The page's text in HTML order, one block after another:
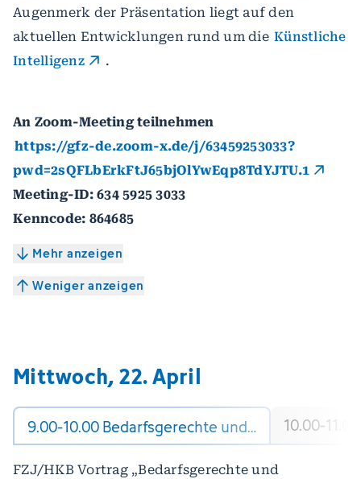
Augenmerk der Präsentation liegt auf den
aktuellen Entwicklungen rund um die Künstliche
Intelligenz
.
An Zoom-Meeting teilnehmen
https://gfz-de.zoom-x.de/j/63459253033?
pwd=2sQFLbErkFtJ65bjOlYwEqp8TdYJTU.1
Meeting-ID: 634 5925 3033
Kenncode: 864685
Mehr anzeigen
Weniger anzeigen
Mittwoch, 22. April
9.00-10.00 Bedarfsgerechte und… 10.00-
FZJ/HKB Vortrag „Bedarfsgerechte und